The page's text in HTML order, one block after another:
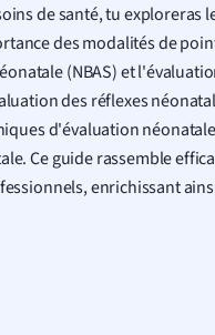
de santé, tu
des modalités de
(NBAS) et
des réflexes
d'évaluation
Ce guide rassemble
enrichissant